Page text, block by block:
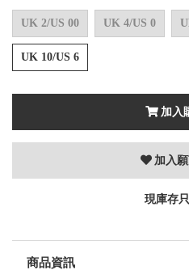
UK 2/US 00 UK 4/US 0
UK 10/US 6
加入
加入
現庫存
商品資訊